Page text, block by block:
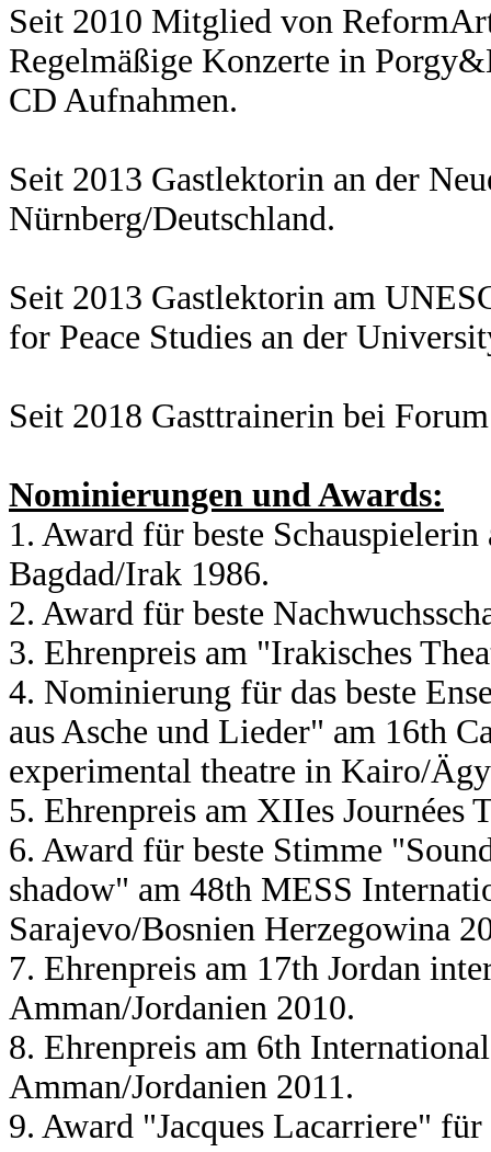
Seit 2010 Mitglied von
Regelmäßige Konzerte in
CD Aufnahmen.
Seit 2013 Gastlektorin an der
Nürnberg/Deutschland.
Seit 2013 Gastlektorin am
for Peace Studies an der
Seit 2018 Gasttrainerin bei
Nominierungen und Awards:
1. Award für beste
Bagdad/Irak 1986.
2. Award für beste
3. Ehrenpreis am "Irakisches
4. Nominierung für das beste
aus Asche und Lieder" am 16th
experimental theatre in Kairo/
5. Ehrenpreis am XIIes Journées
6. Award für beste Stimme
shadow" am 48th MESS
Sarajevo/Bosnien Herzegowina
7. Ehrenpreis am 17th Jordan
Amman/Jordanien 2010.
8. Ehrenpreis am 6th
Amman/Jordanien 2011.
9. Award "Jacques Lacarriere"